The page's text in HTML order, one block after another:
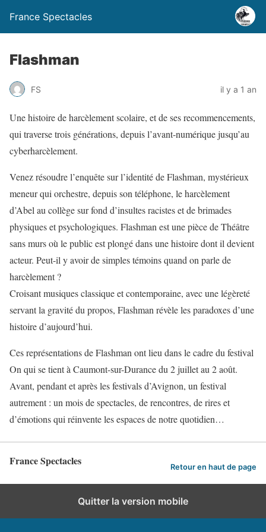
France Spectacles
Flashman
FS il y a 1 an
Une histoire de harcèlement scolaire, et de ses recommencements,
qui traverse trois générations, depuis l’avant-numérique jusqu’au
cyberharcèlement.
Venez résoudre l’enquête sur l’identité de Flashman, mystérieux
meneur qui orchestre, depuis son téléphone, le harcèlement
d’Abel au collège sur fond d’insultes racistes et de brimades
physiques et psychologiques. Flashman est une pièce de Théâtre
sans murs où le public est plongé dans une histoire dont il devient
acteur. Peut-il y avoir de simples témoins quand on parle de
harcèlement ?
Croisant musiques classique et contemporaine, avec une légèreté
servant la gravité du propos, Flashman révèle les paradoxes d’une
histoire d’aujourd’hui.
Ces représentations de Flashman ont lieu dans le cadre du festival
On qui se tient à Caumont-sur-Durance du 2 juillet au 2 août.
Avant, pendant et après les festivals d’Avignon, un festival
autrement : un mois de spectacles, de rencontres, de rires et
d’émotions qui réinvente les espaces de notre quotidien…
France Spectacles Retour en haut de page
Quitter la version mobile